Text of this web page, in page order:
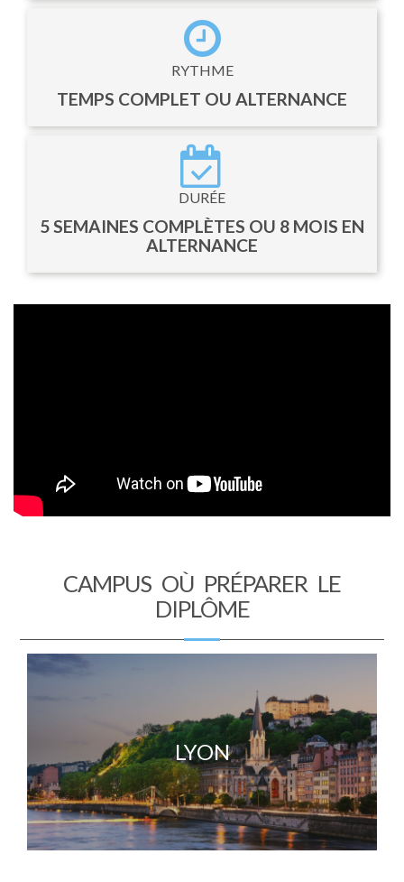
RYTHME
TEMPS COMPLET OU ALTERNANCE
DURÉE
5 SEMAINES COMPLÈTES OU 8 MOIS EN
ALTERNANCE
CAMPUS OÙ PRÉPARER LE
DIPLÔME
LYON